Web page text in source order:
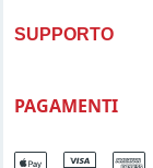
SUPPORTO
PAGAMENTI